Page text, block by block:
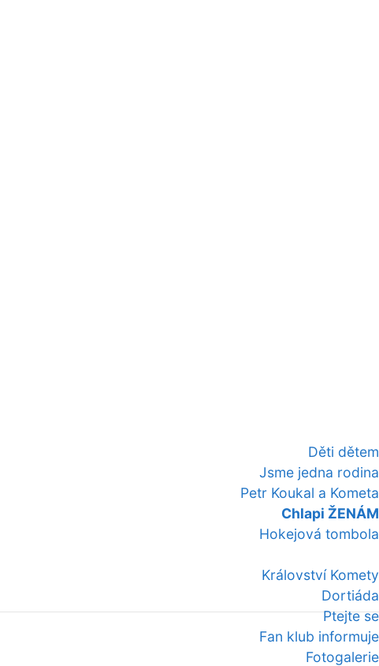
Děti dětem
Jsme jedna rodina
Petr Koukal a Kometa
Chlapi ŽENÁM
Hokejová tombola
Království Komety
Dortiáda
Ptejte se
Fan klub informuje
Fotogalerie